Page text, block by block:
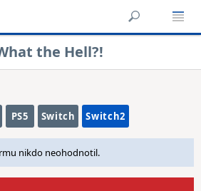
the Hell?!
PS5 Switch Switch2
nikdo neohodnotil.